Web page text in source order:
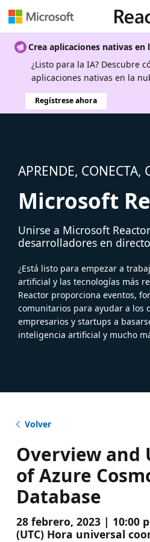
Crea aplicaciones nativas en
¿Listo para la IA? Descubre
aplicaciones nativas en la
Regístrese ahora
APRENDE, CONECTA,
Microsoft
Unirse a Microsoft
desarrolladores en directo
¿Está listo para empezar a
artificial y las tecnologías más
Reactor proporciona eventos,
comunitarios para ayudar a los
empresarios y startups a
inteligencia artificial y mucho
Volver
Overview and
of Azure
Database
28 febrero, 2023 | 10:00
(UTC) Hora universal